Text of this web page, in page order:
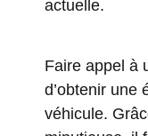
actuelle.
Faire appel à
d’obtenir une
véhicule.